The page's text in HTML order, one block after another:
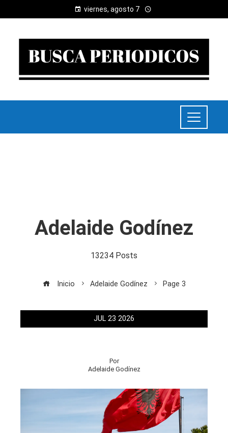
viernes, agosto 7
Adelaide Godínez
13234 Posts
Inicio Adelaide Godínez Page 3
JUL 23 2026
Por
Adelaide Godínez